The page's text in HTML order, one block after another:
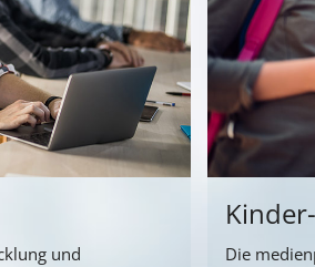
und
Die